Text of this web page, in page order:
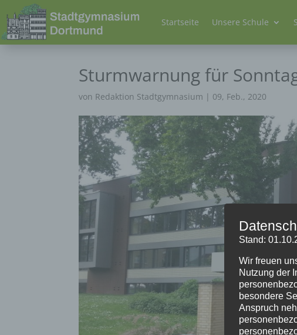
Startseite Unsere Schule
Sturmwarnung für
von Redaktion Stadtgymnasium | 09, Feb., 2020
Stand:
Wir freuen
Nutzung der
besondere
Anspruch